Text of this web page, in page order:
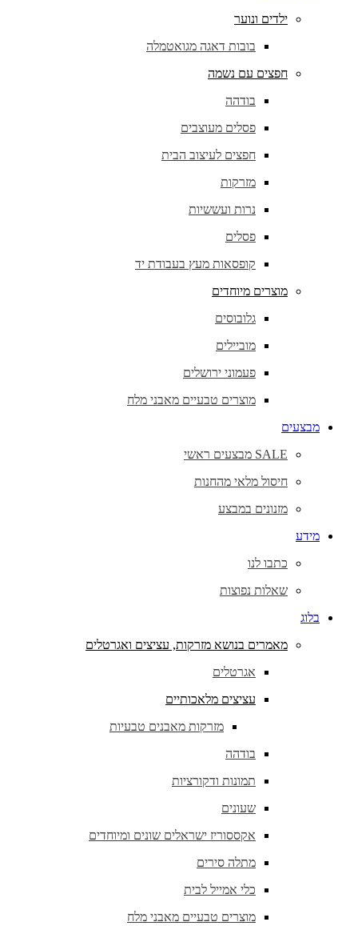
ילדים ונוער
בובות דאגה מגואטמלה
חפצים עם נשמה
בודהה
פסלים מעוצבים
חפצים לעיצוב הבית
מזרקות
נרות ועששיות
פסלים
קופסאות מעץ בעבודת יד
מוצרים מיוחדים
גלובוסים
מוביילים
פעמוני ירושלים
מוצרים טבעיים מאבני מלח
מבצעים
SALE מבצעים ראשי
חיסול מלאי מהחנות
מזנונים במבצע
מידע
כתבו לנו
שאלות נפוצות
בלוג
מאמרים בנושא מזרקות, עציצים ואגרטלים
אגרטלים
עציצים מלאכותיים
מזרקות מאבנים טבעיות
בודהה
תמונות ודקורציות
שעונים
אקססוריז ישראלים שונים ומיוחדים
מתלה סירים
כלי אמייל לבית
מוצרים טבעיים מאבני מלח